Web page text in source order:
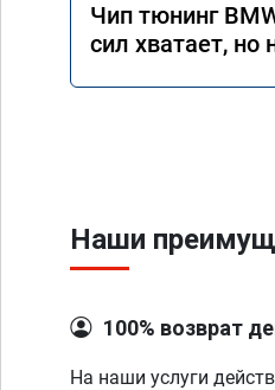
Чип тюнинг
сил хватает, но
Наши
100% возврат
На наши услуги